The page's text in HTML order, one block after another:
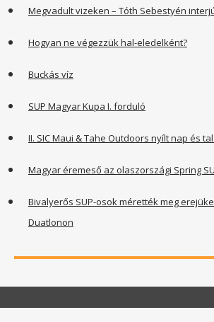
Megvadult vizeken – Tóth Sebestyén
Hogyan ne végezzük hal-eledelként?
Buckás víz
SUP Magyar Kupa I. forduló
II. SIC Maui & Tahe Outdoors nyílt nap és
Magyar éremeső az olaszországi Spring
Bivalyerős SUP-osok mérették meg
Duatlonon